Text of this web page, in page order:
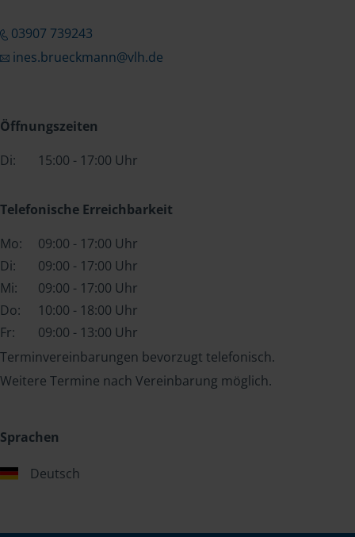
03907 739243
ines.brueckmann@vlh.de
Öffnungszeiten
Di:
15:00 - 17:00 Uhr
Telefonische Erreichbarkeit
Mo:
09:00 - 17:00 Uhr
Di:
09:00 - 17:00 Uhr
Mi:
09:00 - 17:00 Uhr
Do:
10:00 - 18:00 Uhr
Fr:
09:00 - 13:00 Uhr
Terminvereinbarungen bevorzugt telefonisch.
Weitere Termine nach Vereinbarung möglich.
Sprachen
Deutsch